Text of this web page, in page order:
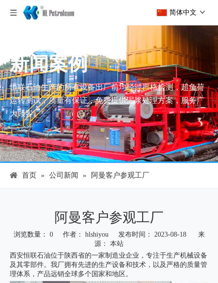
简体中文
新闻案例
恒联石油生产的所有设备出厂前均经过严格检测，超负荷
运转测试，质量有保证，免费提供泥浆处理方案，服务广
大顾客。
首页 » 公司新闻 » 阿曼客户参观工厂
阿曼客户参观工厂
浏览数量： 0作者： hlshiyou 发布时间： 2023-08-18 来
源： 本站
西安恒联石油位于陕西省的一家制造业企业，专注于生产机械设备
及其零部件。我厂拥有先进的生产设备和技术，以及严格的质量管
理体系，产品远销全球多个国家和地区。